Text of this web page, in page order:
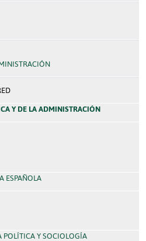
Y DE LA ADMINISTRACIÓN
ESPAÑOLA
POLÍTICA Y SOCIOLOGÍA